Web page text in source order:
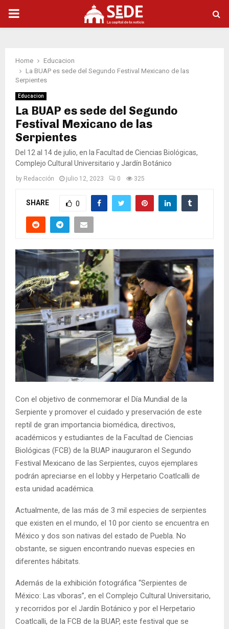
PRIMARY
Home
Educacion
La BUAP es sede del Segundo Festival Mexicano de las
Serpientes
Educacion
La BUAP es sede del Segundo
Festival Mexicano de las
Serpientes
Del 12 al 14 de julio, en la Facultad de Ciencias Biológicas,
Complejo Cultural Universitario y Jardín Botánico
by Redacción julio 12, 2023 0 325
SHARE 0
Con el objetivo de conmemorar el Día Mundial de la
Serpiente y promover el cuidado y preservación de este
reptil de gran importancia biomédica, directivos,
académicos y estudiantes de la Facultad de Ciencias
Biológicas (FCB) de la BUAP inauguraron el Segundo
Festival Mexicano de las Serpientes, cuyos ejemplares
podrán apreciarse en el lobby y Herpetario Coatlcalli de
esta unidad académica.
Actualmente, de las más de 3 mil especies de serpientes
que existen en el mundo, el 10 por ciento se encuentra en
México y dos son nativas del estado de Puebla. No
obstante, se siguen encontrando nuevas especies en
diferentes hábitats.
Además de la exhibición fotográfica “Serpientes de
México: Las víboras”, en el Complejo Cultural Universitario,
y recorridos por el Jardín Botánico y por el Herpetario
Coatlcalli, de la FCB de la BUAP, este festival que se